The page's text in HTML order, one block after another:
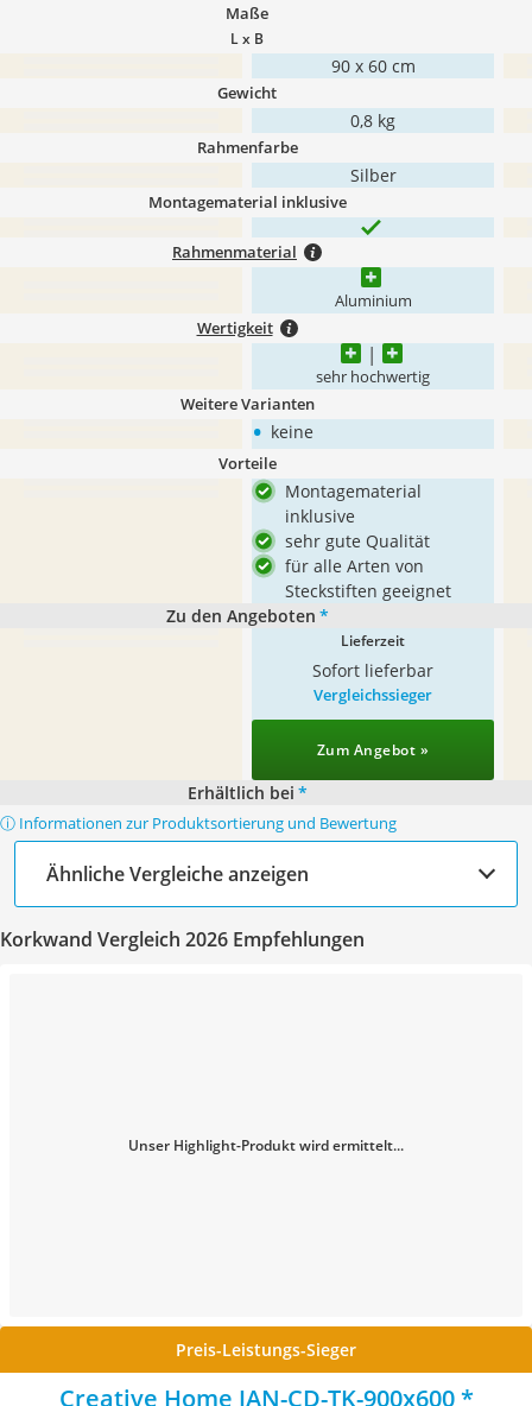
Maße
L x B
90 x 60 cm
Gewicht
0,8 kg
Rahmenfarbe
Silber
Montagematerial inklusive
Rahmenmaterial
Aluminium
Wertigkeit
sehr hochwertig
Weitere Varianten
• keine
Vorteile
Montagematerial
inklusive
sehr gute Qualität
für alle Arten von
Steckstiften geeignet
Zu den Angeboten *
Lieferzeit
Sofort lieferbar
Vergleichssieger
Zum Angebot »
Erhältlich bei *
ⓘ Informationen zur Produktsortierung und Bewertung
Ähnliche Vergleiche anzeigen
Korkwand Vergleich 2026 Empfehlungen
Unser Highlight-Produkt wird ermittelt...
Preis-Leistungs-Sieger
Creative Home JAN-CD-TK-900x600